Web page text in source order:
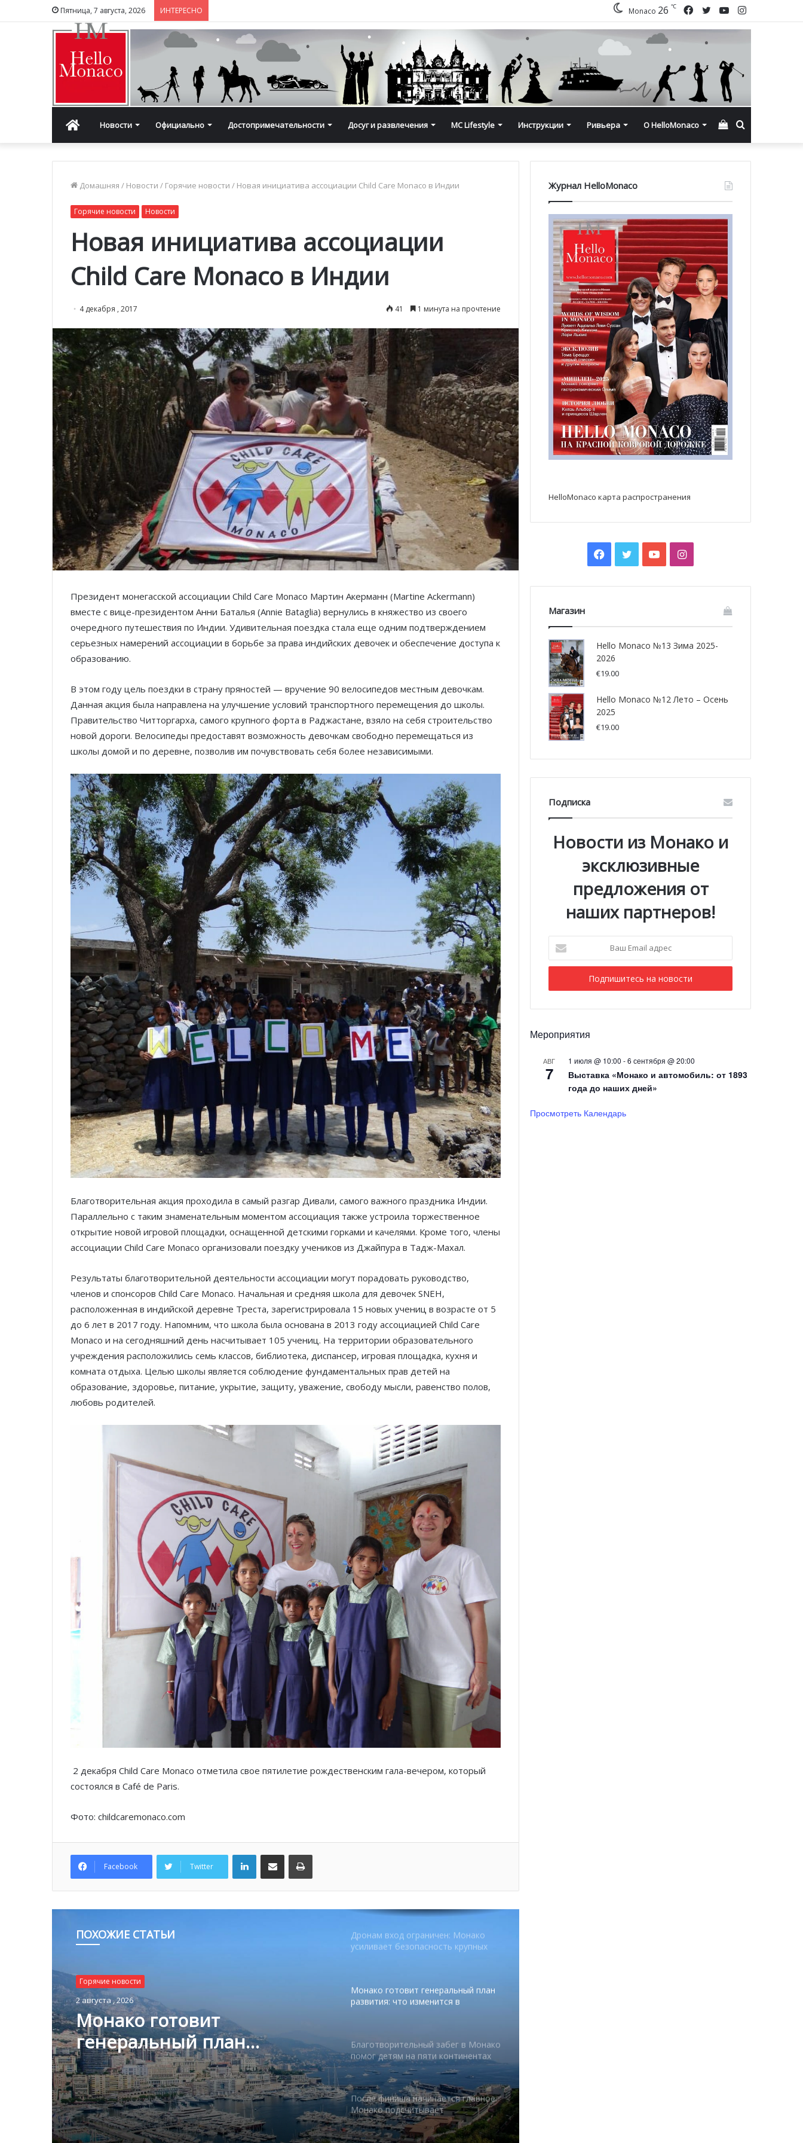
Пятница, 7 августа, 2026 ИНТЕРЕСНО Instagram
YouTube
Twitter
Facebook
Monaco 26 ℃
ГлавнаяНовости Официально Достопримечательности Досуг и развлечения MC Lifestyle Инструкции Ривьера О HelloMonaco Смотреть
корзину
Домашняя / Новости / Горячие новости / Новая инициатива ассоциации Child Care Monaco в Индии
Горячие новости Новости
Новая инициатива ассоциации
Child Care Monaco в Индии
4 декабря , 2017 41 1 минута на прочтение
Президент монегасской ассоциации Child Care Monaco Мартин Акерманн (Martine Ackermann)
вместе с вице-президентом Анни Баталья (Annie Bataglia) вернулись в княжество из своего
очередного путешествия по Индии. Удивительная поездка стала еще одним подтверждением
серьезных намерений ассоциации в борьбе за права индийских девочек и обеспечение доступа к
образованию.
В этом году цель поездки в страну пряностей — вручение 90 велосипедов местным девочкам.
Данная акция была направлена на улучшение условий транспортного перемещения до школы.
Правительство Читторгарха, самого крупного форта в Раджастане, взяло на себя строительство
новой дороги. Велосипеды предоставят возможность девочкам свободно перемещаться из
школы домой и по деревне, позволив им почувствовать себя более независимыми.
Благотворительная акция проходила в самый разгар Дивали, самого важного праздника Индии.
Параллельно с таким знаменательным моментом ассоциация также устроила торжественное
открытие новой игровой площадки, оснащенной детскими горками и качелями. Кроме того, члены
ассоциации Child Care Monaco организовали поездку учеников из Джайпура в Тадж-Махал.
Результаты благотворительной деятельности ассоциации могут порадовать руководство,
членов и спонсоров Child Care Monaco. Начальная и средняя школа для девочек SNEH,
расположенная в индийской деревне Треста, зарегистрировала 15 новых учениц в возрасте от 5
до 6 лет в 2017 году. Напомним, что школа была основана в 2013 году ассоциацией Child Care
Monaco и на сегодняшний день насчитывает 105 учениц. На территории образовательного
учреждения расположились семь классов, библиотека, диспансер, игровая площадка, кухня и
комната отдыха. Целью школы является соблюдение фундаментальных прав детей на
образование, здоровье, питание, укрытие, защиту, уважение, свободу мысли, равенство полов,
любовь родителей.
2 декабря Child Care Monaco отметила свое пятилетие рождественским гала-вечером, который
состоялся в Café de Paris.
Фото: childcaremonaco.com
Facebook Twitter
LinkedInПоделиться по электронной почте Распечатать
ПОХОЖИЕ СТАТЬИ
Горячие новости
2 августа , 2026
Монако готовит
генеральный план
Горячие новости
1 августа , 2026
Благотворительный забег в
Монако помог детям на
пяти континентах
Князь Альбер II и Принцесса
Шарлен посетили 77-й Бал
Красного Креста Монако
Шарль Леклер вновь в борьбе:
Ferrari набирает скорость перед
паузой
SBM и Be Safe Monaco продлили
партнёрство ради безопасных
летних ночей
В Монако раскрыли мошенничество
усиливает безопасность крупных
Монако готовит генеральный план
развития: что изменится в
Благотворительный забег в Монако
помог детям на пяти континентах
После финиша начинается главное:
Монако подсчитывает
экономическую ценность Гран-при
Формулы-1
Отели Монако стали главным
драйвером роста индустрии
гостеприимства
Журнал HelloMonaco
HelloMonaco карта распространения
Facebook
TwitterYouTubeInstagram
Магазин
Hello Monaco №13 Зима 2025-
2026
€19.00
Hello Monaco №12 Лето – Осень
2025
€19.00
Подписка
Новости из Монако и
эксклюзивные
предложения от
наших партнеров!
Email
адрес
Мероприятия
АВГ
7
1 июля @ 10:00 -6 сентября @ 20:00
Выставка «Монако и автомобиль: от 1893
года до наших дней»
Просмотреть Календарь